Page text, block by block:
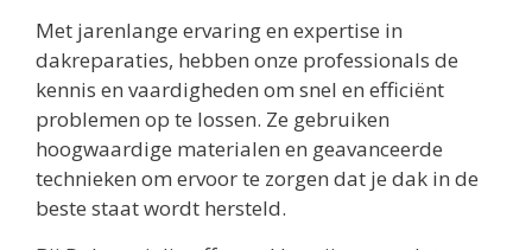
Met jarenlange ervaring en expertise in
dakreparaties, hebben onze professionals de
kennis en vaardigheden om snel en efficiënt
problemen op te lossen. Ze gebruiken
hoogwaardige materialen en geavanceerde
technieken om ervoor te zorgen dat je dak in de
beste staat wordt hersteld.